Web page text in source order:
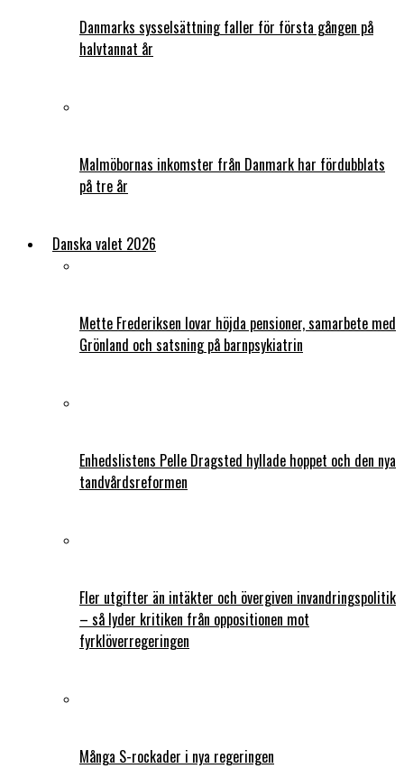
Danmarks sysselsättning faller för första gången på
halvtannat år
Malmöbornas inkomster från Danmark har fördubblats
på tre år
Danska valet 2026
Mette Frederiksen lovar höjda pensioner, samarbete med
Grönland och satsning på barnpsykiatrin
Enhedslistens Pelle Dragsted hyllade hoppet och den nya
tandvårdsreformen
Fler utgifter än intäkter och övergiven invandringspolitik
– så lyder kritiken från oppositionen mot
fyrklöverregeringen
Många S-rockader i nya regeringen